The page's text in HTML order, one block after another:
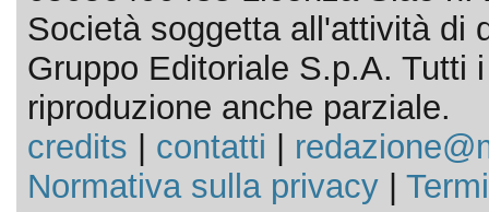
Società soggetta all'attività di
Gruppo Editoriale S.p.A. Tutti
riproduzione anche parziale.
credits
contatti
Normativa sulla privacy|